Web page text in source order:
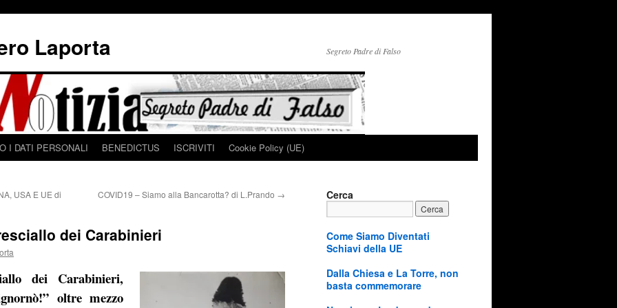
Laporta Segreto Padre di Falso
I DATI PERSONALI BENEDICTUS ISCRIVITI Cookie Policy (UE)
USA E UE di
COVID19 – Siamo alla Bancarotta? di L.Prando →
dei Carabinieri
dei Carabinieri,
oltre mezzo
Cerca
Come Siamo Diventati
Schiavi della UE
Dalla Chiesa e La Torre, non
basta commemorare